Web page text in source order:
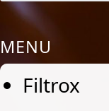
MENU
Filtrox